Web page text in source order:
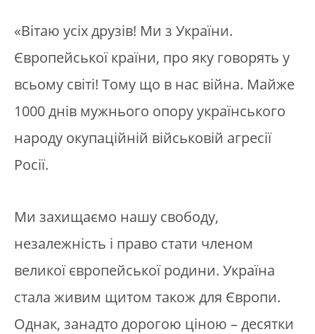
«Вітаю усіх друзів! Ми з України.
Європейської країни, про яку говорять у
всьому світі! Тому що в нас війна. Майже
1000 днів мужнього опору українського
народу окупаційній військовій агресії
Росії.
Ми захищаємо нашу свободу,
незалежність і право стати членом
великої європейської родини. Україна
стала живим щитом також для Європи.
Однак, занадто дорогою ціною – десятки